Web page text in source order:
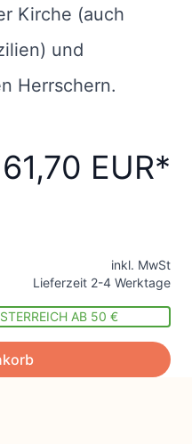
Kirche (auch
und
Herrschern.
61,70 EUR
inkl. MwSt
Lieferzeit 2-4 Werktage
AB 50 €